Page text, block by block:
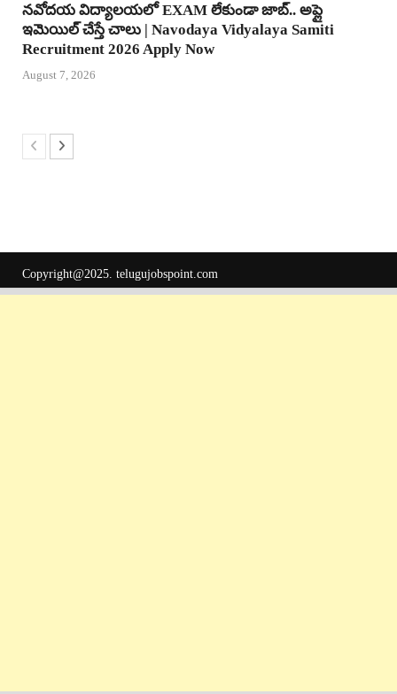
నవోదయ విద్యాలయలో EXAM లేకుండా జాబ్.. అప్లై
ఇమెయిల్ చేస్తే చాలు | Navodaya Vidyalaya Samiti
Recruitment 2026 Apply Now
August 7, 2026
Copyright@2025. telugujobspoint.com